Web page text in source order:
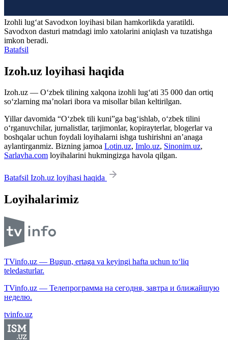
Izohli lugʻat Savodxon loyihasi bilan hamkorlikda yaratildi.
Savodxon dasturi matndagi imlo xatolarini aniqlash va tuzatishga
imkon beradi.
Batafsil
Izoh.uz loyihasi haqida
Izoh.uz — O‘zbek tilining xalqona izohli lug‘ati 35 000 dan ortiq
so‘zlarning ma’nolari ibora va misollar bilan keltirilgan.
Yillar davomida “O‘zbek tili kuni”ga bag‘ishlab, o‘zbek tilini
o‘rganuvchilar, jurnalistlar, tarjimonlar, kopirayterlar, blogerlar va
boshqalar uchun foydali loyihalarni ishga tushirishni an’anaga
aylantirganmiz. Bizning jamoa Lotin.uz, Imlo.uz, Sinonim.uz,
Sarlavha.com loyihalarini hukmingizga havola qilgan.
Batafsil Izoh.uz loyihasi haqida
Loyihalarimiz
TVinfo.uz — Bugun, ertaga va keyingi hafta uchun to‘liq
teledasturlar.
TVinfo.uz — Телепрограмма на сегодня, завтра и ближайшую
неделю.
tvinfo.uz